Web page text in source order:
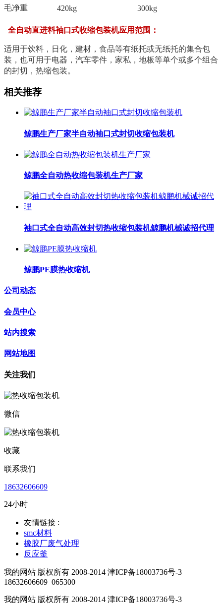
毛净重 420kg 300kg
全自动直进料袖口式收缩包装机应用范围：
适用于饮料，日化，建材，食品等有纸托或无纸托的集合包
装，也可用于电器，汽车零件，家私，地板等单个或多个组合
的封切，热缩包装。
相关推荐
鲸鹏生产厂家半自动袖口式封切收缩包装机
鲸鹏全自动热收缩包装机生产厂家
袖口式全自动高效封切热收缩包装机鲸鹏机械诚招代理
鲸鹏PE膜热收缩机
公司动态
会员中心
站内搜索
网站地图
关注我们
微信
收藏
联系我们
18632606609
24小时
友情链接 :
smc材料
橡胶厂废气处理
反应釜
我的网站 版权所有 2008-2014 津ICP备18003736号-3
18632606609 065300
我的网站 版权所有 2008-2014 津ICP备18003736号-3